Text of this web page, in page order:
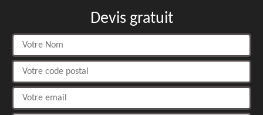
Devis gratuit